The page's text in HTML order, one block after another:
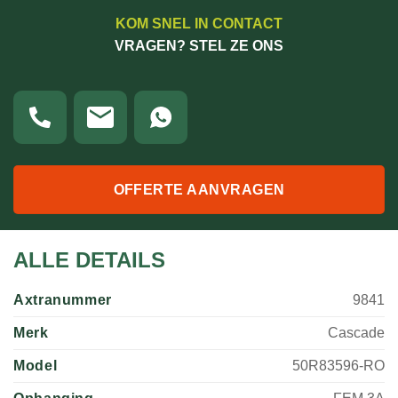
KOM SNEL IN CONTACT
VRAGEN? STEL ZE ONS
OFFERTE AANVRAGEN
ALLE DETAILS
Axtranummer 9841
Merk Cascade
Model 50R83596-RO